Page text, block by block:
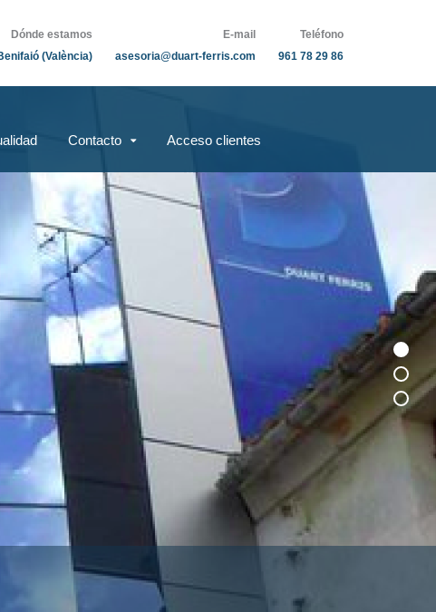
Teléfono
961 78 29 86
E-mail
asesoria@duart-ferris.com
Dónde estamos
(València)
Contacto Acceso clientes